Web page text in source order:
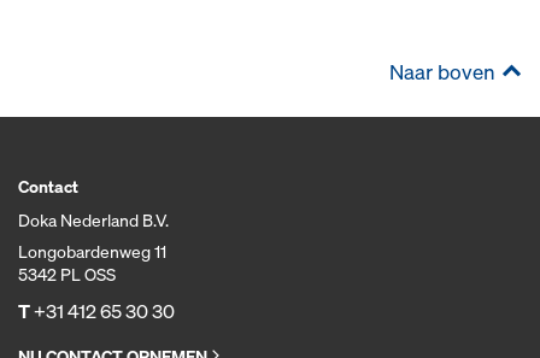
Naar boven
Contact
Doka Nederland B.V.
Longobardenweg 11
5342 PL OSS
T+31 412 65 30 30